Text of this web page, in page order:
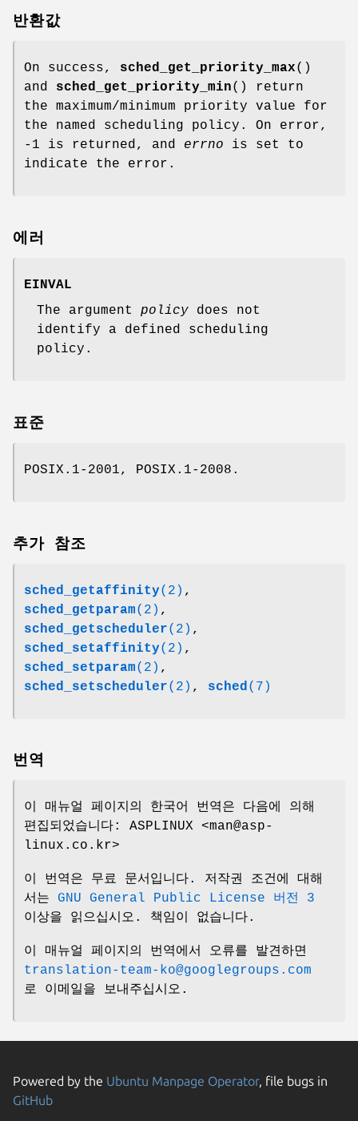
반환값
On success, sched_get_priority_max()
and sched_get_priority_min() return
the maximum/minimum priority value for
the named scheduling policy. On error,
-1 is returned, and errno is set to
indicate the error.
에러
EINVAL
The argument policy does not
identify a defined scheduling
policy.
표준
POSIX.1-2001, POSIX.1-2008.
추가 참조
sched_getaffinity(2) ,
sched_getparam(2) ,
sched_getscheduler(2) ,
sched_setaffinity(2) ,
sched_setparam(2) ,
sched_setscheduler(2) , sched (7)
번역
이 매뉴얼 페이지의 한국어 번역은 다음에 의해
편집되었습니다: ASPLINUX <man@asp-
linux.co.kr>
이 번역은 무료 문서입니다. 저작권 조건에 대해
서는 GNU General Public License 버전 3
이상을 읽으십시오. 책임이 없습니다.
이 매뉴얼 페이지의 번역에서 오류를 발견하면
translation-team-ko@googlegroups.com
로 이메일을 보내주십시오.
Powered by the Ubuntu Manpage Operator, file bugs in
GitHub